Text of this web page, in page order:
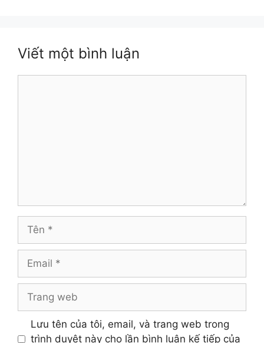
Viết một bình luận
Tên
Email
Trang
Lưu tên của tôi, email, và trang web trong
trình duyệt này cho lần bình luận kế tiếp của